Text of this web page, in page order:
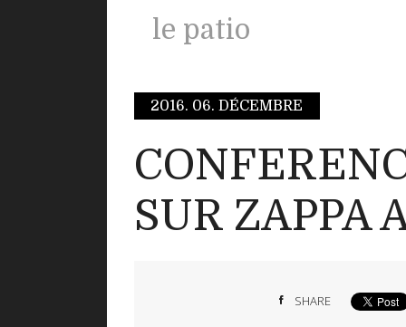
le patio
2016. 06. DÉCEMBRE
SUR ZAPPA
SHARE